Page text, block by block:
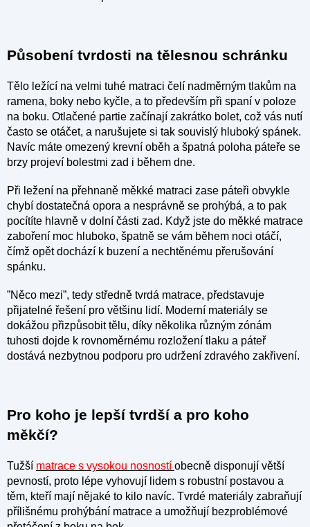
Působení tvrdosti na tělesnou schránku
Tělo ležící na velmi tuhé matraci čelí nadměrným tlakům na
ramena, boky nebo kyčle, a to především při spaní v poloze
na boku. Otlačené partie začínají zakrátko bolet, což vás nutí
často se otáčet, a narušujete si tak souvislý hluboký spánek.
Navíc máte omezený krevní oběh a špatná poloha páteře se
brzy projeví bolestmi zad i během dne.
Při ležení na přehnaně měkké matraci zase páteři obvykle
chybí dostatečná opora a nesprávně se prohýbá, a to pak
pocítíte hlavně v dolní části zad. Když jste do měkké matrace
zaboření moc hluboko, špatně se vám během noci otáčí,
čímž opět dochází k buzení a nechtěnému přerušování
spánku.
”Něco mezi”, tedy středně tvrdá matrace, představuje
přijatelné řešení pro většinu lidí. Moderní materiály se
dokážou přizpůsobit tělu, díky několika různým zónám
tuhosti dojde k rovnoměrnému rozložení tlaku a páteř
dostává nezbytnou podporu pro udržení zdravého zakřivení.
Pro koho je lepší tvrdší a pro koho
měkčí?
Tužší matrace s vysokou nosností obecně disponují větší
pevností, proto lépe vyhovují lidem s robustní postavou a
těm, kteří mají nějaké to kilo navíc. Tvrdé materiály zabraňují
přílišnému prohýbání matrace a umožňují bezproblémové